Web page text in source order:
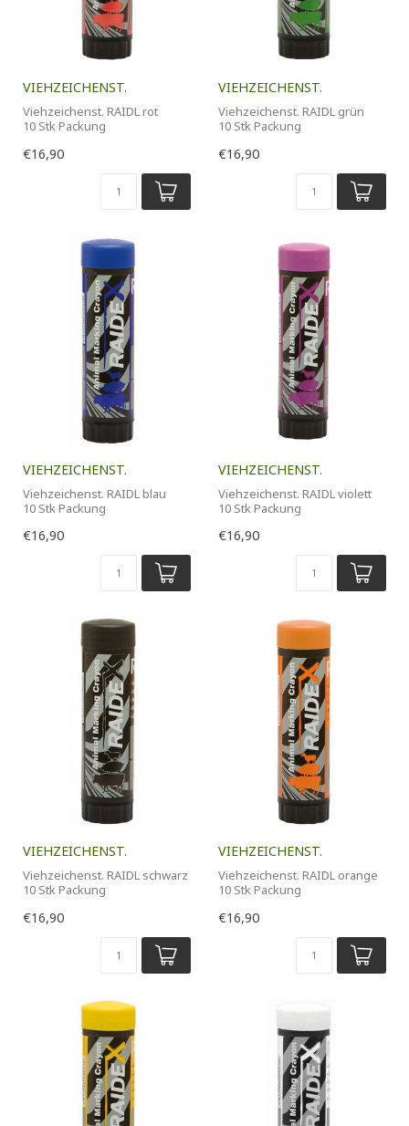
VIEHZEICHENST.
Viehzeichenst. RAIDL rot
10 Stk Packung
€16,90
VIEHZEICHENST.
Viehzeichenst. RAIDL grün
10 Stk Packung
€16,90
VIEHZEICHENST.
Viehzeichenst. RAIDL blau
10 Stk Packung
€16,90
VIEHZEICHENST.
Viehzeichenst. RAIDL violett
10 Stk Packung
€16,90
VIEHZEICHENST.
Viehzeichenst. RAIDL schwarz
10 Stk Packung
€16,90
VIEHZEICHENST.
Viehzeichenst. RAIDL orange
10 Stk Packung
€16,90